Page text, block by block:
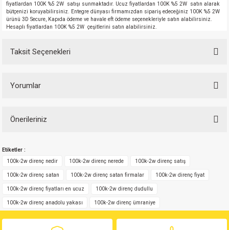
fiyatlardan 100K %5 2W satışı sunmaktadır. Ucuz fiyatlardan 100K %5 2W satın alarak
bütçenizi koruyabilirsiniz. Entegre dünyası firmamızdan sipariş edeceğiniz 100K %5 2W
ürünü 3D Secure, Kapıda ödeme ve havale eft ödeme seçenekleriyle satın alabilirsiniz.
Hesaplı fiyatlardan 100K %5 2W çeşitlerini satın alabilirsiniz.
Taksit Seçenekleri
Yorumlar
Önerileriniz
yetersiz gördüğünüz noktaları öneri formunu kullanarak tarafımıza
iletebilirsiniz.
Görüş ve önerileriniz için teşekkür ederiz.
Ürün açıklamasında eksik bilgiler bulunuyor.
Ürün bilgilerinde hatalar bulunuyor.
Etiketler :
100k-2w direnç nedir
100k-2w direnç nerede 100k-2w direnç satış
100k-2w direnç satan 100k-2w direnç satan firmalar 100k-2w direnç fiyat
100k-2w direnç fiyatları en ucuz 100k-2w direnç dudullu
100k-2w direnç anadolu yakası 100k-2w direnç ümraniye